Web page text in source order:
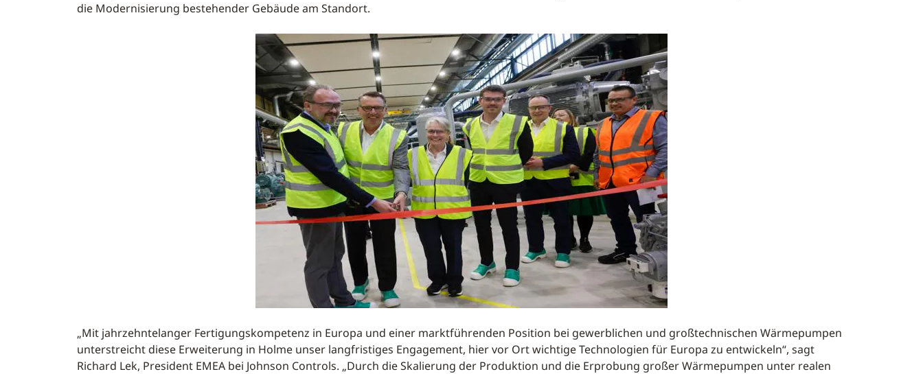
die Modernisierung bestehender Gebäude am Standort.
„Mit jahrzehntelanger Fertigungskompetenz in Europa und einer marktführenden Position bei gewerblichen und großtechnischen Wärmepumpen
unterstreicht diese Erweiterung in Holme unser langfristiges Engagement, hier vor Ort wichtige Technologien für Europa zu entwickeln“, sagt
Richard Lek, President EMEA bei Johnson Controls. „Durch die Skalierung der Produktion und die Erprobung großer Wärmepumpen unter realen